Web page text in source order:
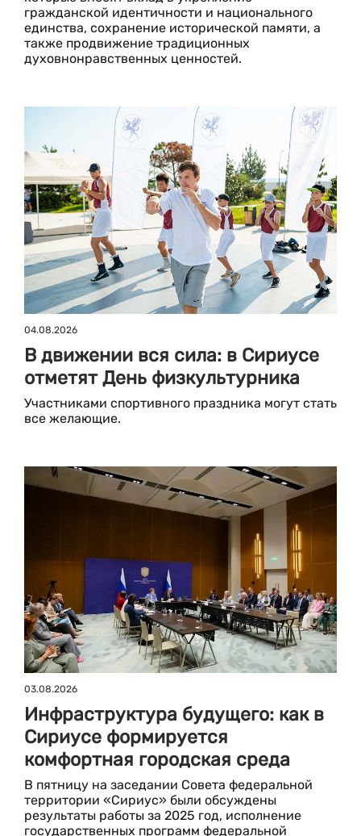
гражданской идентичности и национального
единства, сохранение исторической памяти, а
также продвижение традиционных
духовнонравственных ценностей.
04.08.2026
В движении вся сила: в Сириусе
отметят День физкультурника
Участниками спортивного праздника могут стать
все желающие.
03.08.2026
Инфраструктура будущего: как в
Сириусе формируется
комфортная городская среда
В пятницу на заседании Совета федеральной
территории «Сириус» были обсуждены
результаты работы за 2025 год, исполнение
государственных программ федеральной